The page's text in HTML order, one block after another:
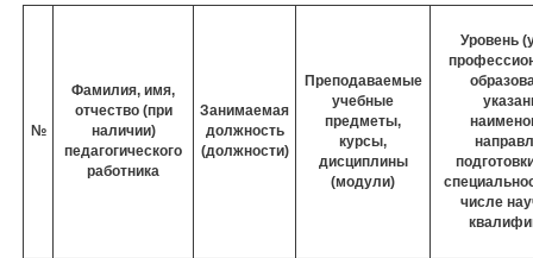
№
Фамилия, имя,
отчество (при
наличии)
педагогического
работника
Занимаемая
должность
(должности)
Преподаваемые
учебные
предметы,
курсы,
дисциплины
(модули)
Уровень
числе